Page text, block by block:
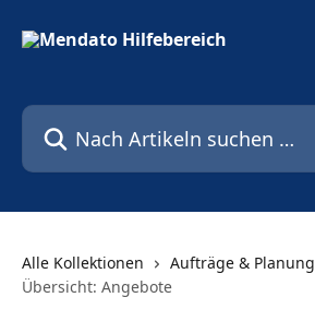
Nach Artikeln suchen …
Alle Kollektionen Aufträge & Planung
Übersicht: Angebote